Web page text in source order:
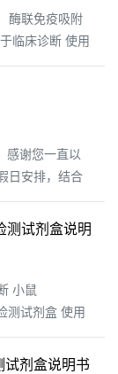
酶联免疫吸附
临床诊断 使用
、组织匀...
感谢您一直以
日安排，结合
通知如下： 放
测试剂盒说明
小鼠
测试剂盒 使用
联免疫吸附试
试剂盒说明书